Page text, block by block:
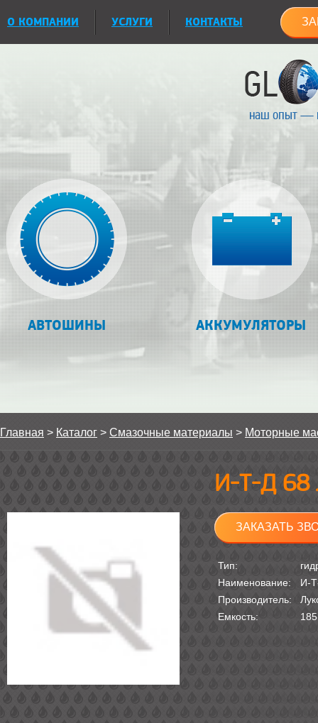
О КОМПАНИИ УСЛУГИ КОНТАКТЫ
наш опыт —
АВТОШИНЫ АККУМУЛЯТОРЫ
Главная > Каталог > Смазочные материалы > Моторные
И-Т-Д 68
ЗАКАЗАТЬ
Тип:
Наименование:
И-
Производитель:
Емкость: